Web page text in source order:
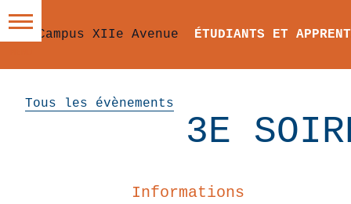
ÉTUDIANTS ET
Tous les évènements
3E
Informations